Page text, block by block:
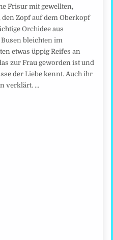
Frisur mit gewellten,
Zopf auf dem Oberkopf
Orchidee aus
bleichten im
etwas üppig Reifes an
zur Frau geworden ist und
der Liebe kennt. Auch ihr
verklärt. …